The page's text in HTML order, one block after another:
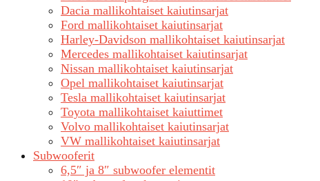
Dacia mallikohtaiset kaiutinsarjat
Ford mallikohtaiset kaiutinsarjat
Harley-Davidson mallikohtaiset kaiutinsarjat
Mercedes mallikohtaiset kaiutinsarjat
Nissan mallikohtaiset kaiutinsarjat
Opel mallikohtaiset kaiutinsarjat
Tesla mallikohtaiset kaiutinsarjat
Toyota mallikohtaiset kaiuttimet
Volvo mallikohtaiset kaiutinsarjat
VW mallikohtaiset kaiutinsarjat
Subwooferit
6,5″ ja 8″ subwoofer elementit